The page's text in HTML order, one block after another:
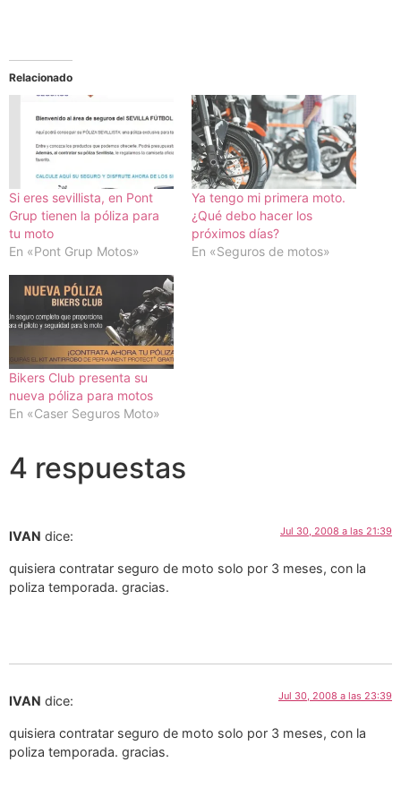
Relacionado
Si eres sevillista, en Pont
Grup tienen la póliza para
tu moto
En «Pont Grup Motos»
Ya tengo mi primera moto.
¿Qué debo hacer los
próximos días?
En «Seguros de motos»
Bikers Club presenta su
nueva póliza para motos
En «Caser Seguros Moto»
4 respuestas
IVAN dice: Jul 30, 2008 a las 21:39
quisiera contratar seguro de moto solo por 3 meses, con la
poliza temporada. gracias.
IVAN dice: Jul 30, 2008 a las 23:39
quisiera contratar seguro de moto solo por 3 meses, con la
poliza temporada. gracias.